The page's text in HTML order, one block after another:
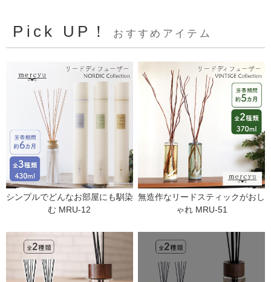
Pick UP！ おすすめアイテム
シンプルでどんなお部屋にも馴染
む MRU-12
無造作なリードスティックがおし
ゃれ MRU-51